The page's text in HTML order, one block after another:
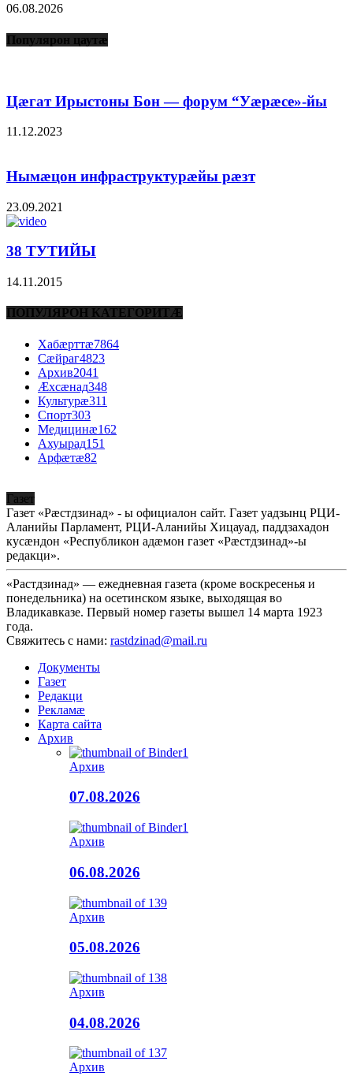
06.08.2026
Популярон цаутæ
Цæгат Ирыстоны Бон — форум “Уæрæсе»-йы
11.12.2023
Нымæцон инфраструктурæйы рæзт
23.09.2021
38 ТУТИЙЫ
14.11.2015
ПОПУЛЯРОН КАТЕГОРИТÆ
Хабæрттæ7864
Сæйраг4823
Архив2041
Æхсæнад348
Культурæ311
Спорт303
Медицинæ162
Ахуырад151
Арфæтæ82
Газет
Газет «Рæстдзинад» - ы официалон сайт. Газет уадзынц РЦИ-
Аланийы Парламент, РЦИ-Аланийы Хицауад, паддзахадон
кусæндон «Республикон адæмон газет «Рæстдзинад»-ы
редакци».
«Растдзинад» — ежедневная газета (кроме воскресенья и
понедельника) на осетинском языке, выходящая во
Владикавказе. Первый номер газеты вышел 14 марта 1923
года.
Свяжитесь с нами: rastdzinad@mail.ru
Документы
Газет
Редакци
Рекламæ
Карта сайта
Архив
Архив
07.08.2026
Архив
06.08.2026
Архив
05.08.2026
Архив
04.08.2026
Архив